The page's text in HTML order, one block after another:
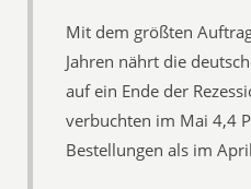
Mit dem größten
Jahren nährt die
auf ein Ende der
verbuchten im Mai 4,4
Bestellungen als im